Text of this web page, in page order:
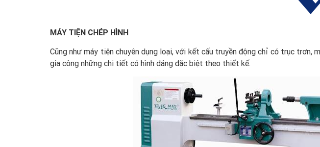
MÁY TIỆN CHÉP HÌNH
Cũng như máy tiện chuyên dụng loại, với kết cấu truyền động chỉ có trục trơn,
gia công những chi tiết có hình dáng đặc biệt theo thiết kế.